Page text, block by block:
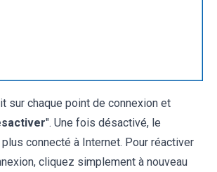
sur chaque point de connexion et
". Une fois désactivé, le
connecté à Internet. Pour réactiver
cliquez simplement à nouveau